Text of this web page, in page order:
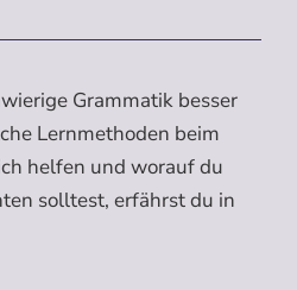
Grammatik besser
Lernmethoden beim
helfen und worauf du
solltest, erfährst du in